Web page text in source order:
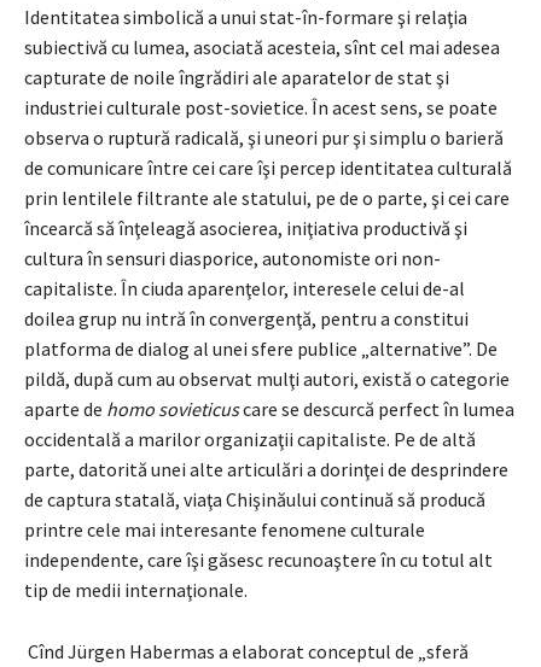
Identitatea simbolică a unui stat-în-formare şi relaţia
subiectivă cu lumea, asociată acesteia, sînt cel mai adesea
capturate de noile îngrădiri ale aparatelor de stat şi
industriei culturale post-sovietice. În acest sens, se poate
observa o ruptură radicală, şi uneori pur şi simplu o barieră
de comunicare între cei care îşi percep identitatea culturală
prin lentilele filtrante ale statului, pe de o parte, şi cei care
încearcă să înţeleagă asocierea, iniţiativa productivă şi
cultura în sensuri diasporice, autonomiste ori non-
capitaliste. În ciuda aparenţelor, interesele celui de-al
doilea grup nu intră în convergenţă, pentru a constitui
platforma de dialog al unei sfere publice „alternative”. De
pildă, după cum au observat mulţi autori, există o categorie
aparte de homo sovieticuscare se descurcă perfect în lumea
occidentală a marilor organizaţii capitaliste. Pe de altă
parte, datorită unei alte articulări a dorinţei de desprindere
de captura statală, viaţa Chişinăului continuă să producă
printre cele mai interesante fenomene culturale
independente, care îşi găsesc recunoaştere în cu totul alt
tip de medii internaţionale.
Cînd Jürgen Habermas a elaborat conceptul de „sferă